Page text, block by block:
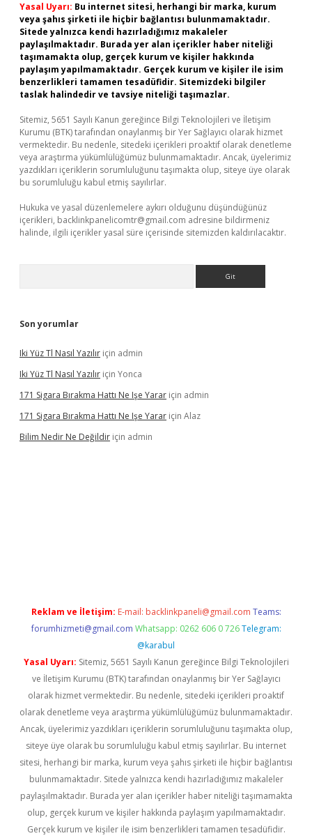
Yasal Uyarı: Bu internet sitesi, herhangi bir marka, kurum
veya şahıs şirketi ile hiçbir bağlantısı bulunmamaktadır.
Sitede yalnızca kendi hazırladığımız makaleler
paylaşılmaktadır. Burada yer alan içerikler haber niteliği
taşımamakta olup, gerçek kurum ve kişiler hakkında
paylaşım yapılmamaktadır. Gerçek kurum ve kişiler ile isim
benzerlikleri tamamen tesadüfidir. Sitemizdeki bilgiler
taslak halindedir ve tavsiye niteliği taşımazlar.
Sitemiz, 5651 Sayılı Kanun gereğince Bilgi Teknolojileri ve İletişim
Kurumu (BTK) tarafından onaylanmış bir Yer Sağlayıcı olarak hizmet
vermektedir. Bu nedenle, sitedeki içerikleri proaktif olarak denetleme
veya araştırma yükümlülüğümüz bulunmamaktadır. Ancak, üyelerimiz
yazdıkları içeriklerin sorumluluğunu taşımakta olup, siteye üye olarak
bu sorumluluğu kabul etmiş sayılırlar.
Hukuka ve yasal düzenlemelere aykırı olduğunu düşündüğünüz
içerikleri, backlinkpanelicomtr@gmail.com adresine bildirmeniz
halinde, ilgili içerikler yasal süre içerisinde sitemizden kaldırılacaktır.
Son yorumlar
Iki Yüz Tl Nasıl Yazılır için admin
Iki Yüz Tl Nasıl Yazılır için Yonca
171 Sigara Bırakma Hattı Ne Işe Yarar için admin
171 Sigara Bırakma Hattı Ne Işe Yarar için Alaz
Bilim Nedir Ne Değildir için admin
Reklam ve İletişim: E-mail: backlinkpaneli@gmail.com Teams:
forumhizmeti@gmail.com Whatsapp: 0262 606 0 726 Telegram:
@karabul
Yasal Uyarı: Sitemiz, 5651 Sayılı Kanun gereğince Bilgi Teknolojileri
ve İletişim Kurumu (BTK) tarafından onaylanmış bir Yer Sağlayıcı
olarak hizmet vermektedir. Bu nedenle, sitedeki içerikleri proaktif
olarak denetleme veya araştırma yükümlülüğümüz bulunmamaktadır.
Ancak, üyelerimiz yazdıkları içeriklerin sorumluluğunu taşımakta olup,
siteye üye olarak bu sorumluluğu kabul etmiş sayılırlar. Bu internet
sitesi, herhangi bir marka, kurum veya şahıs şirketi ile hiçbir bağlantısı
bulunmamaktadır. Sitede yalnızca kendi hazırladığımız makaleler
paylaşılmaktadır. Burada yer alan içerikler haber niteliği taşımamakta
olup, gerçek kurum ve kişiler hakkında paylaşım yapılmamaktadır.
Gerçek kurum ve kişiler ile isim benzerlikleri tamamen tesadüfidir.